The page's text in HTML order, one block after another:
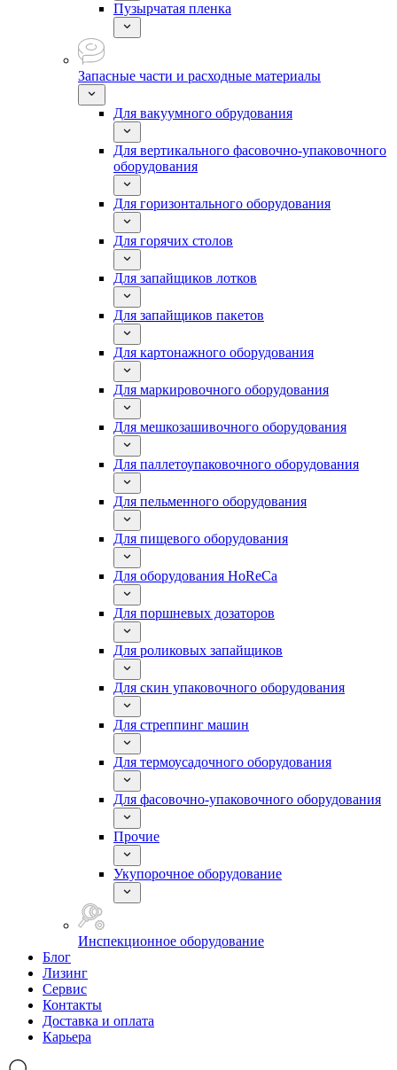
Пузырчатая пленка
Запасные части и расходные материалы
Для вакуумного обрудования
Для вертикального фасовочно-упаковочного
оборудования
Для горизонтального оборудования
Для горячих столов
Для запайщиков лотков
Для запайщиков пакетов
Для картонажного оборудования
Для маркировочного оборудования
Для мешкозашивочного оборудования
Для паллетоупаковочного оборудования
Для пельменного оборудования
Для пищевого оборудования
Для оборудования HoReCa
Для поршневых дозаторов
Для роликовых запайщиков
Для скин упаковочного оборудования
Для стреппинг машин
Для термоусадочного оборудования
Для фасовочно-упаковочного оборудования
Прочие
Укупорочное оборудование
Инспекционное оборудование
Блог
Лизинг
Сервис
Контакты
Доставка и оплата
Карьера